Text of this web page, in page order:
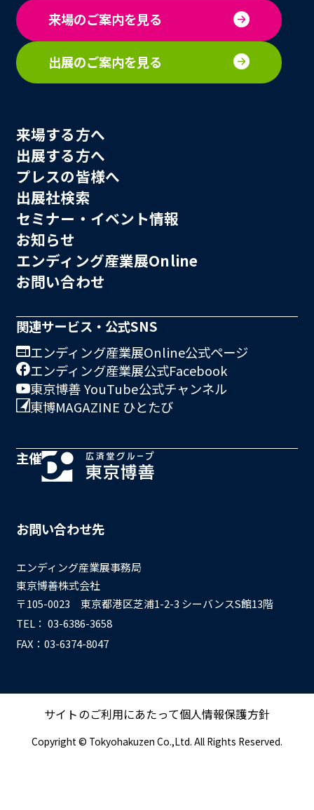
来場のご案内を見る
出展のご案内を見る
主催
お問い合わせ先
エンディング産業展事務局
東京博善株式会社
〒105-0023 東京都港区芝浦1-2-3 シーバンスS館13階
TEL： 03-6386-3658
FAX：03-6374-8047
来場する方へ
出展する方へ
プレスの皆様へ
出展社検索
セミナー・イベント情報
お知らせ
エンディング産業展Online
お問い合わせ
関連サービス・公式SNS
エンディング産業展Online公式ページ
エンディング産業展公式Facebook
東京博善 YouTube公式チャンネル
東博MAGAZINE ひとたび
サイトのご利用にあたって個人情報保護方針
Copyright © Tokyohakuzen Co.,Ltd. All Rights Reserved.